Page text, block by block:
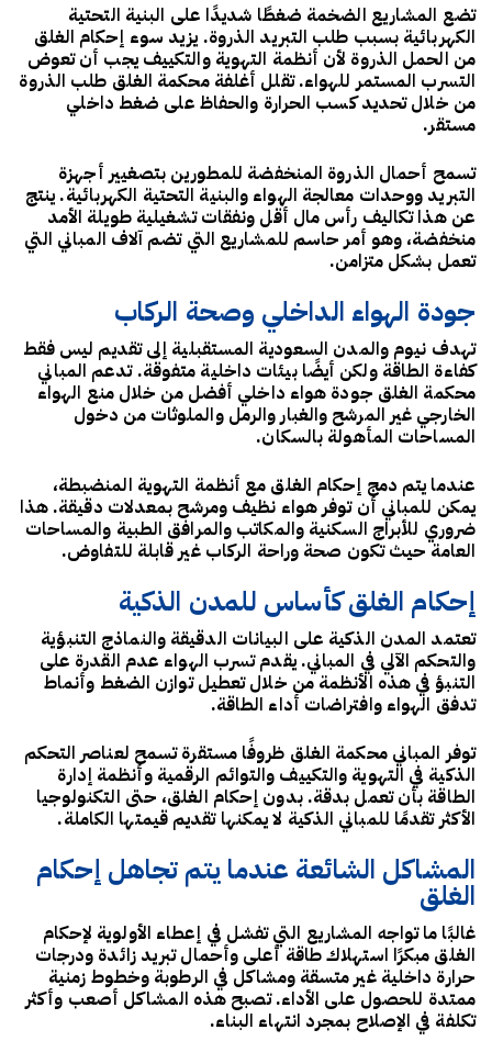
تضع المشاريع الضخمة ضغطًا شديدًا على البنية التحتية
الكهربائية بسبب طلب التبريد الذروة. يزيد سوء إحكام الغلق
من الحمل الذروة لأن أنظمة التهوية والتكييف يجب أن تعوض
التسرب المستمر للهواء. تقلل أغلفة محكمة الغلق طلب الذروة
من خلال تحديد كسب الحرارة والحفاظ على ضغط داخلي
مستقر.
تسمح أحمال الذروة المنخفضة للمطورين بتصغيير أجهزة
التبريد ووحدات معالجة الهواء والبنية التحتية الكهربائية. ينتج
عن هذا تكاليف رأس مال أقل ونفقات تشغيلية طويلة الأمد
منخفضة، وهو أمر حاسم للمشاريع التي تضم آلاف المباني التي
تعمل بشكل متزامن.
جودة الهواء الداخلي وصحة الركاب
تهدف نيوم والمدن السعودية المستقبلية إلى تقديم ليس فقط
كفاءة الطاقة ولكن أيضًا بيئات داخلية متفوقة. تدعم المباني
محكمة الغلق جودة هواء داخلي أفضل من خلال منع الهواء
الخارجي غير المرشح والغبار والرمل والملوثات من دخول
المساحات المأهولة بالسكان.
عندما يتم دمج إحكام الغلق مع أنظمة التهوية المنضبطة،
يمكن للمباني أن توفر هواء نظيف ومرشح بمعدلات دقيقة. هذا
ضروري للأبراج السكنية والمكاتب والمرافق الطبية والمساحات
العامة حيث تكون صحة وراحة الركاب غير قابلة للتفاوض.
إحكام الغلق كأساس للمدن الذكية
تعتمد المدن الذكية على البيانات الدقيقة والنماذج التنبؤية
والتحكم الآلي في المباني. يقدم تسرب الهواء عدم القدرة على
التنبؤ في هذه الأنظمة من خلال تعطيل توازن الضغط وأنماط
تدفق الهواء وافتراضات أداء الطاقة.
توفر المباني محكمة الغلق ظروفًا مستقرة تسمح لعناصر التحكم
الذكية في التهوية والتكييف والتوائم الرقمية وأنظمة إدارة
الطاقة بأن تعمل بدقة. بدون إحكام الغلق، حتى التكنولوجيا
الأكثر تقدمًا للمباني الذكية لا يمكنها تقديم قيمتها الكاملة.
المشاكل الشائعة عندما يتم تجاهل إحكام
الغلق
غالبًا ما تواجه المشاريع التي تفشل في إعطاء الأولوية لإحكام
الغلق مبكرًا استهلاك طاقة أعلى وأحمال تبريد زائدة ودرجات
حرارة داخلية غير متسقة ومشاكل في الرطوبة وخطوط زمنية
ممتدة للحصول على الأداء. تصبح هذه المشاكل أصعب وأكثر
تكلفة في الإصلاح بمجرد انتهاء البناء.